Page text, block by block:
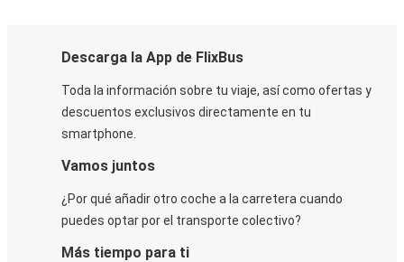
Descarga la App de FlixBus
Toda la información sobre tu viaje, así como ofertas y
descuentos exclusivos directamente en tu
smartphone.
Vamos juntos
¿Por qué añadir otro coche a la carretera cuando
puedes optar por el transporte colectivo?
Más tiempo para ti